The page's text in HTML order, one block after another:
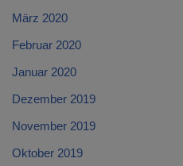
März 2020
Februar 2020
Januar 2020
Dezember 2019
November 2019
Oktober 2019